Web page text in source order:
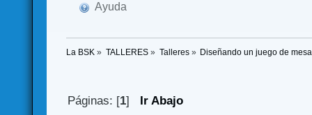
Ayuda
La BSK » TALLERES» Talleres» Diseñando un juego de mesa
Páginas: [1] Ir Abajo